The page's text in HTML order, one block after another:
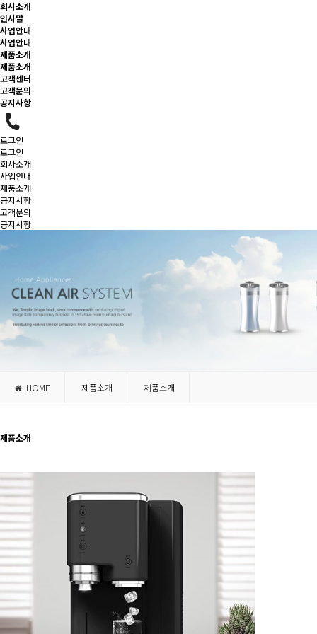
회사소개
인사말
사업안내
사업안내
제품소개
제품소개
고객센터
고객문의
공지사항
로그인
로그인
회사소개
사업안내
제품소개
공지사항
고객문의
공지사항
HOME 제품소개 제품소개
제품소개